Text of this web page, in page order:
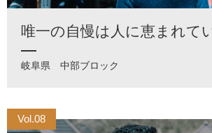
唯一の自慢は人に恵まれて
岐阜県 中部ブロック
Vol.08